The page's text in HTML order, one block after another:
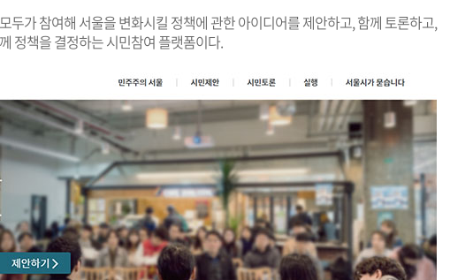
두가 참여해 서울을 변화시킬 정책에 관한 아이디어를 제안하고, 함께 토론하고,
정책을 결정하는 시민참여 플랫폼이다.